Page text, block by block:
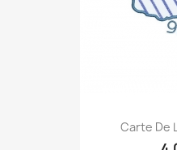
Carte De